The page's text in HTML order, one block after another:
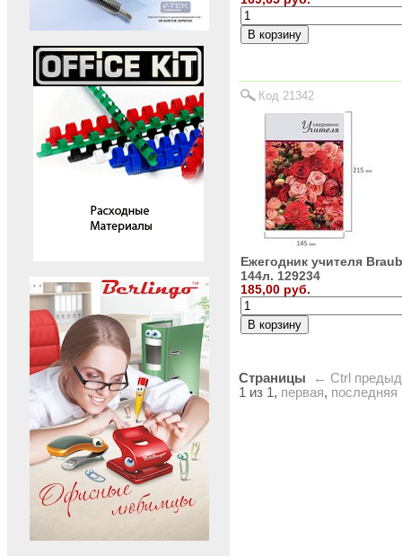
Код 21342
Ежегодник учителя
144л. 129234
185,00 руб.
Страницы ← Ctrl
1 из 1, первая, последняя